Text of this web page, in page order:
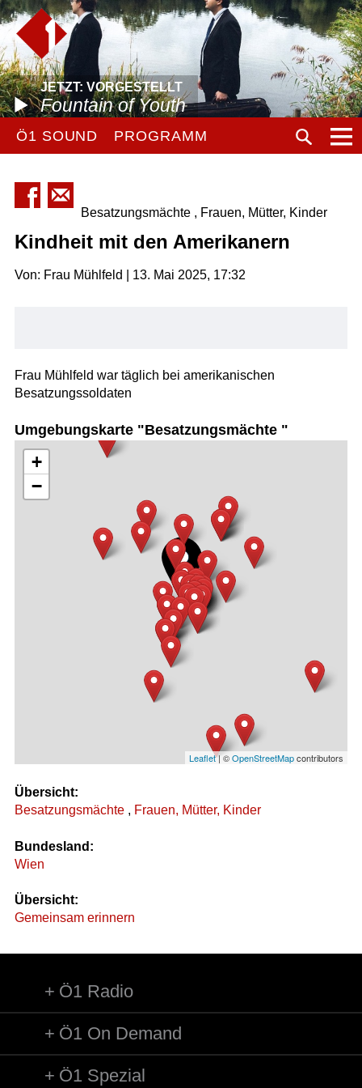
JETZT: VORGESTELLT
Fountain of Youth
Ö1 SOUND PROGRAMM
Besatzungsmächte , Frauen, Mütter, Kinder
Kindheit mit den Amerikanern
Von: Frau Mühlfeld | 13. Mai 2025, 17:32
Frau Mühlfeld war täglich bei amerikanischen
Besatzungssoldaten
Umgebungskarte "Besatzungsmächte "
+
−
Leaflet| ©OpenStreetMapcontributors
Übersicht:
Besatzungsmächte , Frauen, Mütter, Kinder
Bundesland:
Wien
Übersicht:
Gemeinsam erinnern
Ö1 Radio
Ö1 On Demand
Ö1 Spezial